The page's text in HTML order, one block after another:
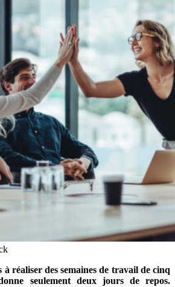
à réaliser des semaines de travail de cinq
seulement deux jours de repos.